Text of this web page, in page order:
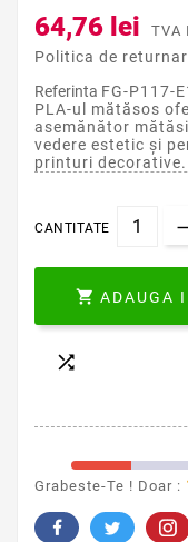
64,76 lei TVA
Politica de
Referinta FG-P117-
PLA-ul mătăsos
asemănător
vedere estetic și
printuri decorative.
CANTITATE
 ADAUGA

Grabeste-Te ! Doar :